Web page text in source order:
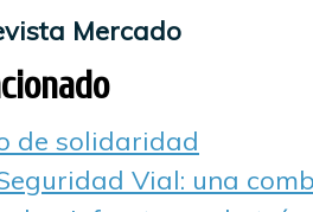
Mercado
de solidaridad
Vial: una